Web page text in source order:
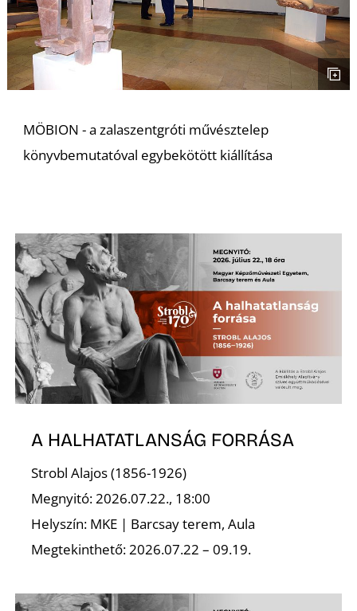
MÖBION - a zalaszentgróti művésztelep
könyvbemutatóval egybekötött kiállítása
A HALHATATLANSÁG FORRÁSA
Strobl Alajos (1856-1926)
Megnyitó: 2026.07.22., 18:00
Helyszín: MKE | Barcsay terem, Aula
Megtekinthető: 2026.07.22 – 09.19.